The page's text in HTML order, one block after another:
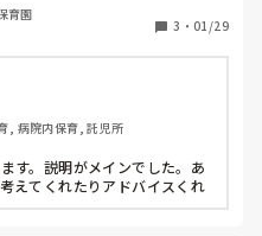
育園
3 ・ 01/29
, 病院内保育, 託児所
す。説明がメインでした。あ
えてくれたりアドバイスくれ